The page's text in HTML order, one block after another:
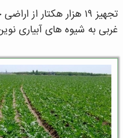
تجهیز ۱۹ هزار هکتار از
غربی به شیوه های آبیاری